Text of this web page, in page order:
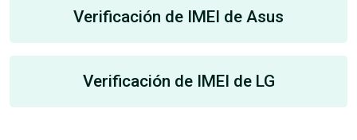
Verificación de IMEI de Asus
Verificación de IMEI de LG